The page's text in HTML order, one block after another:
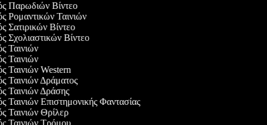
Παρωδιών Βίντεο
Ρομαντικών Ταινιών
Σατιρικών Βίντεο
Σχολιαστικών Βίντεο
Ταινιών
Ταινιών
Ταινιών Western
Ταινιών Δράματος
Ταινιών Δράσης
Ταινιών Επιστημονικής Φαντασίας
Ταινιών Θρίλερ